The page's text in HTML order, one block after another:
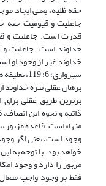
حقه ظلیه، یعنی ایجاد
جاعلیت و قیومیت حقه
قدرت است. جاعلیت و
خداوند است. جاعلیت و
سبزواری؛ 6: 119، تعلیقه همو).
برهان عقلی تنزه
برترین طریق عقلی
ذاتیه و نحوه این
منها» است. قاعده مزبور
وجود است، یعنی اگر
خواهد بود. با توجه به
مزبور را دارد و وجود
فقط بر وجود واجب